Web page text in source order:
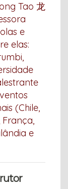
Tao 龙
e
elas:
(Chile,
França,
e